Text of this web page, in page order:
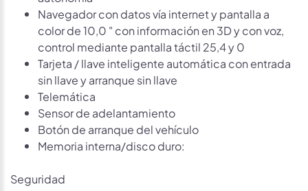
Navegador con datos vía internet y pantalla a
color de 10,0 " con información en 3D y con voz,
control mediante pantalla táctil 25,4 y 0
Tarjeta / llave inteligente automática con entrada
sin llave y arranque sin llave
Telemática
Sensor de adelantamiento
Botón de arranque del vehículo
Memoria interna/disco duro:
Seguridad